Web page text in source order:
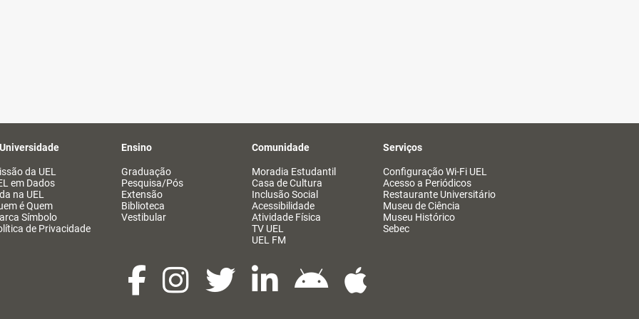
da UEL
em Dados
na UEL
é Quem
Símbolo
de Privacidade
Ensino
Graduação
Pesquisa/Pós
Extensão
Biblioteca
Vestibular
Comunidade
Moradia Estudantil
Casa de Cultura
Inclusão Social
Acessibilidade
Atividade Física
TV UEL
UEL FM
Serviços
Configuração Wi-Fi UEL
Acesso a Periódicos
Restaurante Universitário
Museu de Ciência
Museu Histórico
Sebec